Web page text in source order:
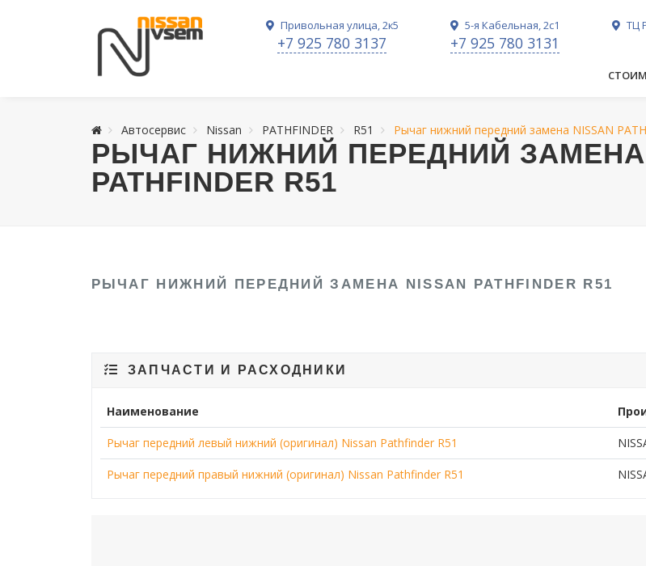
Привольная улица, 2к5
+7 925 780 3137
5-я Кабельная, 2с1
+7 925 780 3131
ТЦ
Автосервис Nissan PATHFINDER R51 Рычаг нижний передний замена NISSAN
РЫЧАГ НИЖНИЙ ПЕРЕДНИЙ ЗАМЕНА
PATHFINDER R51
РЫЧАГ НИЖНИЙ ПЕРЕДНИЙ ЗАМЕНА NISSAN PATHFINDER R51
ЗАПЧАСТИ И РАСХОДНИКИ
Наименование
Рычаг передний левый нижний (оригинал) Nissan Pathfinder R51
Рычаг передний правый нижний (оригинал) Nissan Pathfinder R51